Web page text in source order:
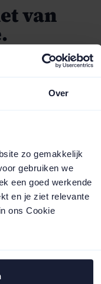
Over
zo gemakkelijk
gebruiken we
een goed werkende
en je ziet relevante
ons Cookie
van
In schouder aan
en te bouwen